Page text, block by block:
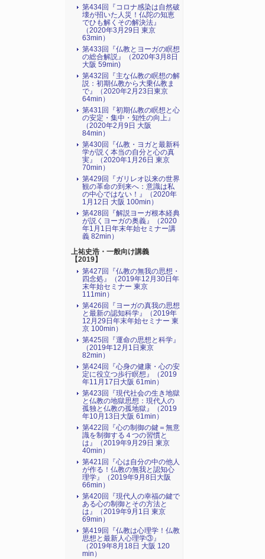
第434回『コロナ感染は自然破
壊が招いた人災！仏陀の知恵
でひも解くその解決法』
（2020年3月29日 東京
63min）
第433回『仏教とヨーガの瞑想
の総合解説』（2020年3月8日
大阪 59min)
第432回『主な仏教の瞑想の解
説：初期仏教から大乗仏教ま
で』（2020年2月23日東京
64min）
第431回『初期仏教の瞑想と心
の安定・集中・知性の向上』
（2020年2月9日 大阪
84min）
第430回『仏教・ヨガと最新科
学が説く本当の自分と心の真
実』（2020年1月26日 東京
70min）
第429回『ガリレオ以来の世界
観の革命の到来へ：意識は私
の中心ではない！』（2020年
1月12日 大阪 100min）
第428回『解説ヨーガ根本経典
が説くヨーガの奥義』（2020
年1月1日年末年始セミナー講
義 82min）
上祐史浩・一般向け講義
【2019】
第427回『仏教の無我の思想・
四念処』（2019年12月30日年
末年始セミナー 東京
111min）
第426回『ヨーガの真我の思想
と最新の認知科学』（2019年
12月29日年末年始セミナー 東
京 100min）
第425回『運命の思想と科学』
（2019年12月1日東京
82min）
第424回『心身の健康・心の安
定に役立つ歩行瞑想』（2019
年11月17日大阪 61min）
第423回『現代社会の生き地獄
と仏教の地獄思想：現代人の
孤独と仏教の孤地獄』（2019
年10月13日大阪 61min）
第422回『心の制御の鍵＝無意
識を制御する４つの習慣と
は』（2019年9月29日 東京
40min）
第421回『心は自分の中の他人
が作る！仏教の無我と認知心
理学』（2019年9月8日大阪
66min）
第420回『現代人の幸福の鍵で
ある心の制御とその方法と
は』（2019年9月1日 東京
69min）
第419回『仏教は心理学！仏教
思想と最新人心理学③』
（2019年8月18日 大阪 120
min）